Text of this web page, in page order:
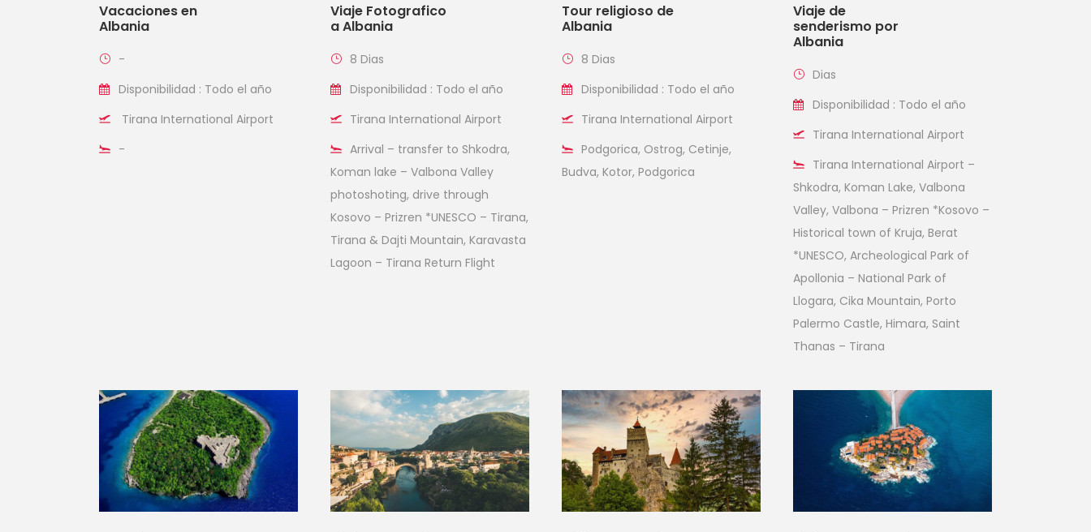
Vacaciones en
Albania
-
Disponibilidad : Todo el año
Tirana International Airport
-
Viaje Fotografico
a Albania
8 Dias
Disponibilidad : Todo el año
Tirana International Airport
Arrival – transfer to Shkodra,
Koman lake – Valbona Valley
photoshoting, drive through
Kosovo – Prizren *UNESCO – Tirana,
Tirana & Dajti Mountain, Karavasta
Lagoon – Tirana Return Flight
Tour religioso de
Albania
8 Dias
Disponibilidad : Todo el año
Tirana International Airport
Podgorica, Ostrog, Cetinje,
Budva, Kotor, Podgorica
Viaje de
senderismo por
Albania
Dias
Disponibilidad : Todo el año
Tirana International Airport
Tirana International Airport –
Shkodra, Koman Lake, Valbona
Valley, Valbona – Prizren *Kosovo –
Historical town of Kruja, Berat
*UNESCO, Archeological Park of
Apollonia – National Park of
Llogara, Cika Mountain, Porto
Palermo Castle, Himara, Saint
Thanas – Tirana